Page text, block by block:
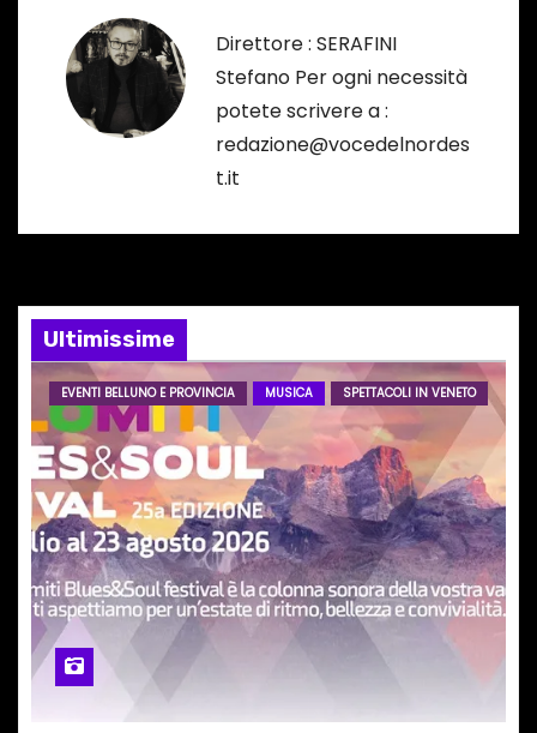
n
e
a
r
t
i
c
o
l
Direttore : SERAFINI
Stefano Per ogni necessità
potete scrivere a :
redazione@vocedelnordes
t.it
Ultimissime
EVENTI BELLUNO E PROVINCIA MUSICA SPETTACOLI IN VENETO